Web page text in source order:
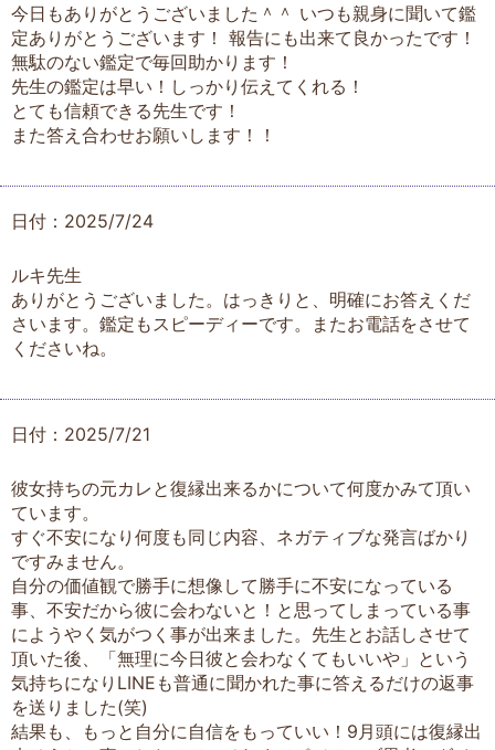
今日もありがとうございました＾＾ いつも親身に聞いて鑑
定ありがとうございます！ 報告にも出来て良かったです！
無駄のない鑑定で毎回助かります！
先生の鑑定は早い！しっかり伝えてくれる！
とても信頼できる先生です！
また答え合わせお願いします！！
日付：2025/7/24
ルキ先生
ありがとうございました。はっきりと、明確にお答えくだ
さいます。鑑定もスピーディーです。またお電話をさせて
くださいね。
日付：2025/7/21
彼女持ちの元カレと復縁出来るかについて何度かみて頂い
ています。
すぐ不安になり何度も同じ内容、ネガティブな発言ばかり
ですみません。
自分の価値観で勝手に想像して勝手に不安になっている
事、不安だから彼に会わないと！と思ってしまっている事
にようやく気がつく事が出来ました。先生とお話しさせて
頂いた後、「無理に今日彼と会わなくてもいいや」という
気持ちになりLINEも普通に聞かれた事に答えるだけの返事
を送りました(笑)
結果も、もっと自分に自信をもっていい！9月頭には復縁出